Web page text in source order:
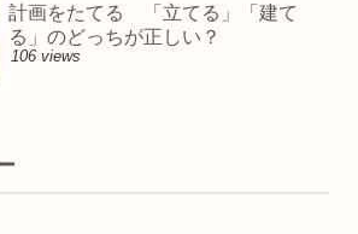
計画をたてる 「立てる」「建て
る」のどっちが正しい？
106 views